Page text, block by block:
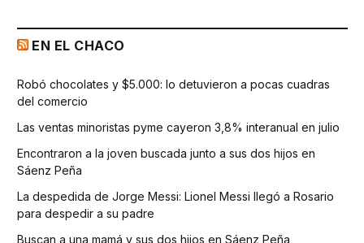
EN EL CHACO
Robó chocolates y $5.000: lo detuvieron a pocas cuadras
del comercio
Las ventas minoristas pyme cayeron 3,8% interanual en julio
Encontraron a la joven buscada junto a sus dos hijos en
Sáenz Peña
La despedida de Jorge Messi: Lionel Messi llegó a Rosario
para despedir a su padre
Buscan a una mamá y sus dos hijos en Sáenz Peña